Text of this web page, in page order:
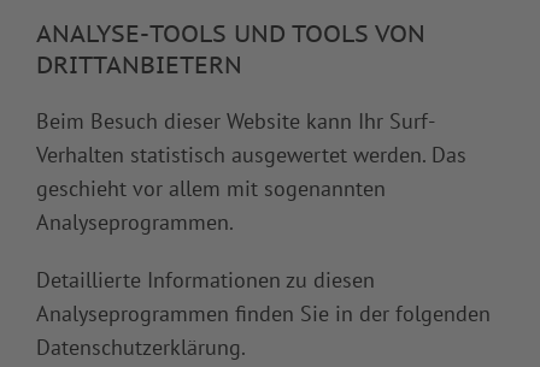
ANALYSE-TOOLS UND TOOLS VON
DRITT­ANBIETERN
Beim Besuch dieser Website kann Ihr Surf-
Verhalten statistisch ausgewertet werden. Das
geschieht vor allem mit sogenannten
Analyseprogrammen.
Detaillierte Informationen zu diesen
Analyseprogrammen finden Sie in der folgenden
Datenschutzerklärung.